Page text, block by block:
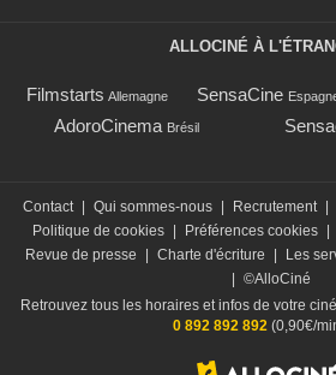
ALLOCINÉ À
Filmstarts Allemagne SensaCine
AdoroCinema Brésil
Contact | Qui sommes-nous | Recrutement |
Politique de cookies | Préférences cookies |
Revue de presse
| Charte d'écriture | Les
| ©AlloCiné
Retrouvez tous les horaires et infos de votre
0 892 892 892 (0,90€/